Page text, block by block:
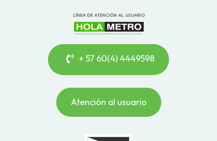
+ 57 60(4) 4449598
Atención al usuario